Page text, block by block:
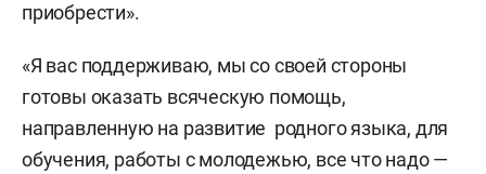
приобрести».
«Я вас поддерживаю, мы со своей стороны
готовы оказать всяческую помощь,
направленную на развитие родного языка, для
обучения, работы с молодежью, все что надо —